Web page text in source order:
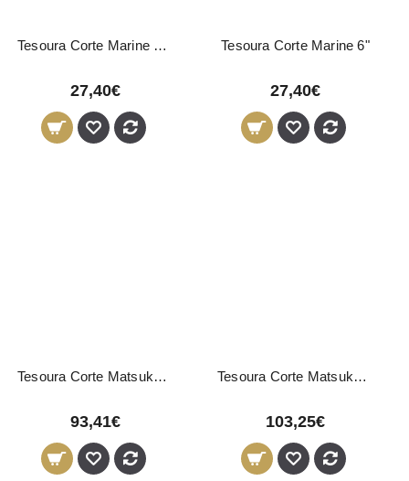
Tesoura Corte Marine 5,5"
27,40€
Tesoura Corte Marine 6"
27,40€
Tesoura Corte Matsuka Line 5"
93,41€
Tesoura Corte Matsuka Line 5,5"
103,25€